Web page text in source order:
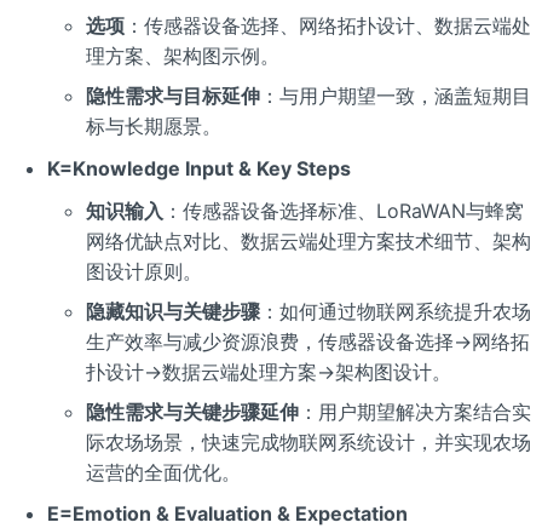
选项：传感器设备选择、网络拓扑设计、数据云端处
理方案、架构图示例。
隐性需求与目标延伸：与用户期望一致，涵盖短期目
标与长期愿景。
K=Knowledge Input & Key Steps
知识输入 ：传感器设备选择标准、LoRaWAN与蜂窝
网络优缺点对比、数据云端处理方案技术细节、架构
图设计原则。
隐藏知识与关键步骤：如何通过物联网系统提升农场
生产效率与减少资源浪费，传感器设备选择→网络拓
扑设计→数据云端处理方案→架构图设计。
隐性需求与关键步骤延伸：用户期望解决方案结合实
际农场场景，快速完成物联网系统设计，并实现农场
运营的全面优化。
E=Emotion & Evaluation & Expectation